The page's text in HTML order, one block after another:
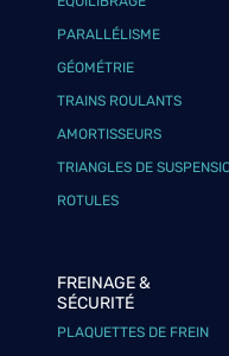
PARALLÉLISME
GÉOMÉTRIE
TRAINS ROULANTS
AMORTISSEURS
TRIANGLES DE
ROTULES
FREINAGE &
SÉCURITÉ
PLAQUETTES DE FREIN